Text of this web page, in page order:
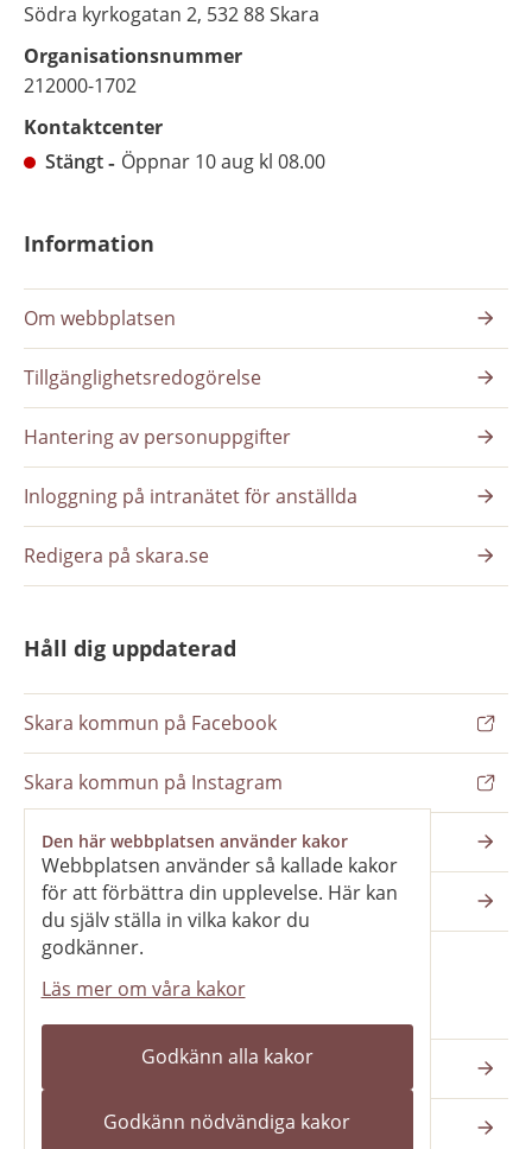
Den här webbplatsen använder kakor
Webbplatsen använder så kallade kakor
för att förbättra din upplevelse. Här kan
du själv ställa in vilka kakor du
godkänner.
Läs mer om våra kakor
Godkänn alla kakor
Godkänn nödvändiga kakor
Södra kyrkogatan 2, 532 88 Skara
Organisationsnummer
212000-1702
Kontaktcenter
Stängt
Öppnar 10 aug kl 08.00
Information
Om webbplatsen
Tillgänglighetsredogörelse
Hantering av personuppgifter
Inloggning på intranätet för anställda
Redigera på skara.se
Håll dig uppdaterad
Skara kommun på Facebook
Skara kommun på Instagram
Nyhetsbrev
Pressrum
Våra webbplatser
Katedralskolan
Vilans fritidsområde